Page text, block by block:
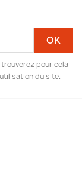
pour cela
du site.